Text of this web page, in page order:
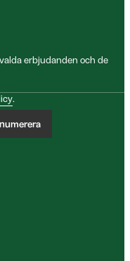
erbjudanden och de
.